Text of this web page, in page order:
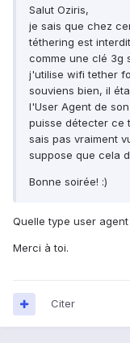
Salut Oziris,
je sais que chez
téthering est
comme une clé 3g
j'utilise wifi tether
souviens bien, il
l'User Agent de
puisse détecter ce
sais pas vraiment
suppose que cela
Bonne soirée! :)
Quelle type user
Merci à toi.
Citer